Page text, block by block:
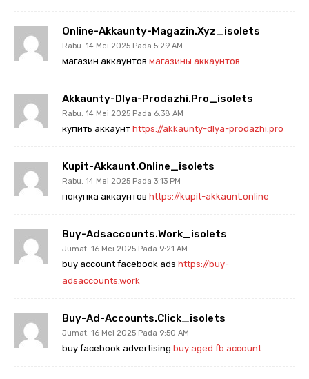
Online-Akkaunty-Magazin.xyz_isolets
Rabu. 14 Mei 2025 Pada 5:29 AM
магазин аккаунтов магазины аккаунтов
Akkaunty-Dlya-Prodazhi.pro_isolets
Rabu. 14 Mei 2025 Pada 6:38 AM
купить аккаунт https://akkaunty-dlya-prodazhi.pro
Kupit-Akkaunt.online_isolets
Rabu. 14 Mei 2025 Pada 3:13 PM
покупка аккаунтов https://kupit-akkaunt.online
Buy-Adsaccounts.work_isolets
Jumat. 16 Mei 2025 Pada 9:21 AM
buy account facebook ads https://buy-
adsaccounts.work
Buy-Ad-Accounts.click_isolets
Jumat. 16 Mei 2025 Pada 9:50 AM
buy facebook advertising buy aged fb account